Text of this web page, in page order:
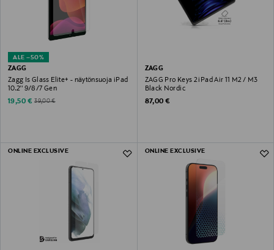
ALE –50%
ZAGG
Zagg Is Glass Elite+ - näytönsuoja iPad
10.2'' 9/8/7 Gen
Discounted Price
19,50 € Original Price
39,00 €
ZAGG
ZAGG Pro Keys 2 iPad Air 11 M2 / M3
Black Nordic
Original Price
87,00 €
ONLINE EXCLUSIVE ONLINE EXCLUSIVE